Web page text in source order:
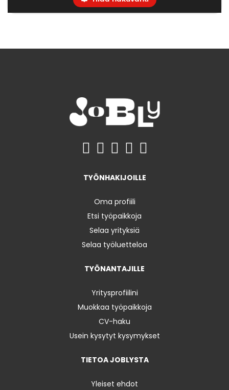
TYÖNHAKIJOILLE
Oma profiili
Etsi työpaikkoja
Selaa yrityksiä
Selaa työluetteloa
TYÖNANTAJILLE
Yritysprofiilini
Muokkaa työpaikkoja
CV-haku
Usein kysytyt kysymykset
TIETOA JOBLYSTA
Yleiset ehdot